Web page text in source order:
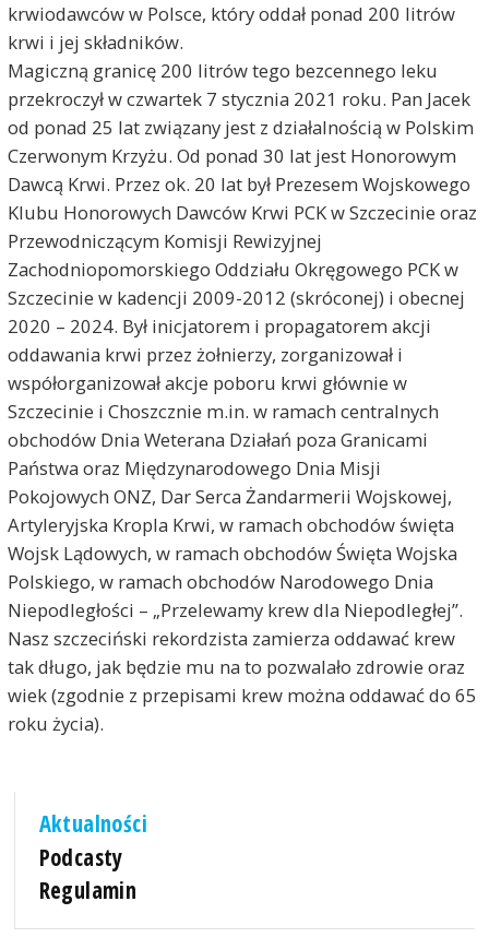
krwiodawców w Polsce, który oddał ponad 200 litrów
krwi i jej składników.
Magiczną granicę 200 litrów tego bezcennego leku
przekroczył w czwartek 7 stycznia 2021 roku. Pan Jacek
od ponad 25 lat związany jest z działalnością w Polskim
Czerwonym Krzyżu. Od ponad 30 lat jest Honorowym
Dawcą Krwi. Przez ok. 20 lat był Prezesem Wojskowego
Klubu Honorowych Dawców Krwi PCK w Szczecinie oraz
Przewodniczącym Komisji Rewizyjnej
Zachodniopomorskiego Oddziału Okręgowego PCK w
Szczecinie w kadencji 2009-2012 (skróconej) i obecnej
2020 – 2024. Był inicjatorem i propagatorem akcji
oddawania krwi przez żołnierzy, zorganizował i
współorganizował akcje poboru krwi głównie w
Szczecinie i Choszcznie m.in. w ramach centralnych
obchodów Dnia Weterana Działań poza Granicami
Państwa oraz Międzynarodowego Dnia Misji
Pokojowych ONZ, Dar Serca Żandarmerii Wojskowej,
Artyleryjska Kropla Krwi, w ramach obchodów święta
Wojsk Lądowych, w ramach obchodów Święta Wojska
Polskiego, w ramach obchodów Narodowego Dnia
Niepodległości – „Przelewamy krew dla Niepodległej”.
Nasz szczeciński rekordzista zamierza oddawać krew
tak długo, jak będzie mu na to pozwalało zdrowie oraz
wiek (zgodnie z przepisami krew można oddawać do 65
roku życia).
Aktualności
Podcasty
Regulamin